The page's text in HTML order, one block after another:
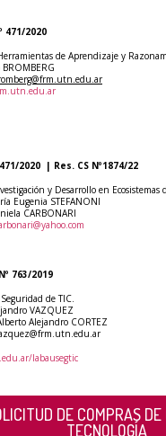
471/2020
de Aprendizaje y
2020 | Res. CS Nº1874/22
y Desarrollo en Ecosistemas
Eugenia STEFANONI
CARBONARI
763/2019
de TIC.
VAZQUEZ
Alejandro CORTEZ
labausegtic
DE COMPRAS
TECNOLOGÍA